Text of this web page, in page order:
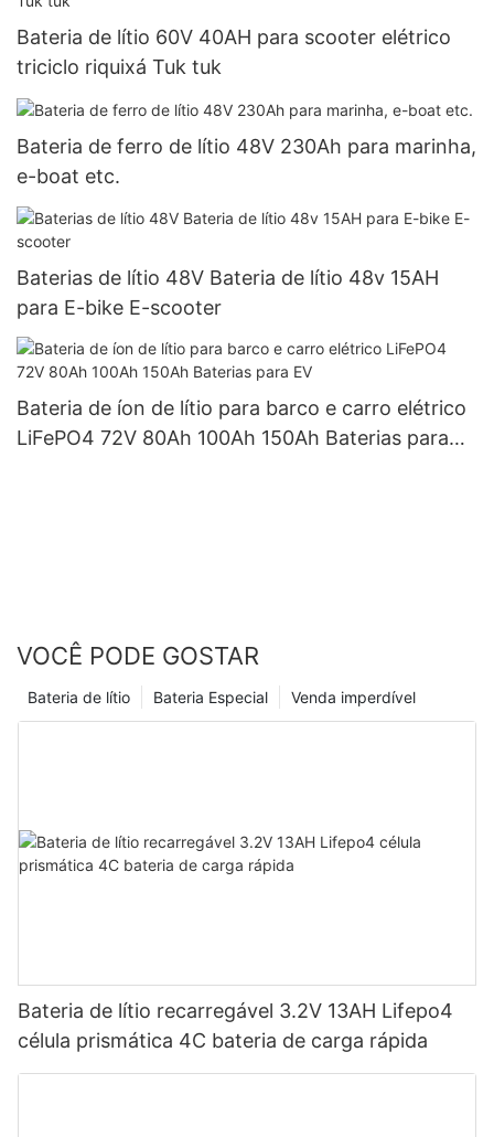
Bateria de lítio 60V 40AH para scooter elétrico
triciclo riquixá Tuk tuk
Bateria de ferro de lítio 48V 230Ah para marinha,
e-boat etc.
Baterias de lítio 48V Bateria de lítio 48v 15AH
para E-bike E-scooter
Bateria de íon de lítio para barco e carro elétrico
LiFePO4 72V 80Ah 100Ah 150Ah Baterias para
VOCÊ PODE GOSTAR
Venda imperdível
Bateria Especial
Bateria de lítio
Bateria de lítio recarregável 3.2V 13AH Lifepo4
célula prismática 4C bateria de carga rápida